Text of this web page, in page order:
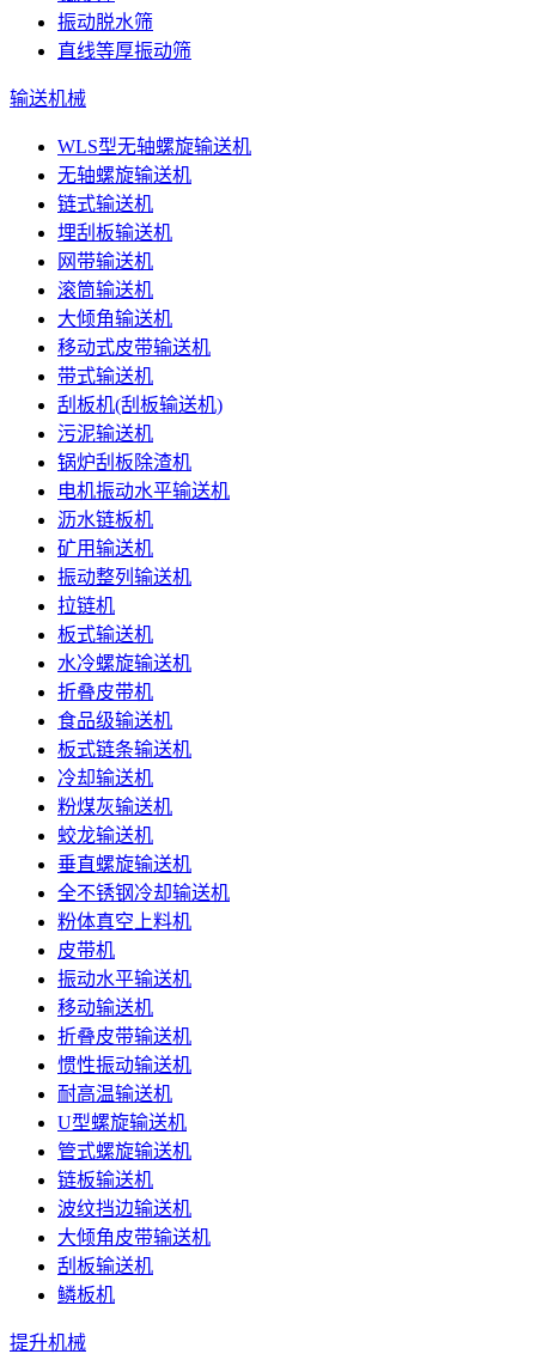
振动脱水筛
直线等厚振动筛
输送机械
WLS型无轴螺旋输送机
无轴螺旋输送机
链式输送机
埋刮板输送机
网带输送机
滚筒输送机
大倾角输送机
移动式皮带输送机
带式输送机
刮板机(刮板输送机)
污泥输送机
锅炉刮板除渣机
电机振动水平输送机
沥水链板机
矿用输送机
振动整列输送机
拉链机
板式输送机
水冷螺旋输送机
折叠皮带机
食品级输送机
板式链条输送机
冷却输送机
粉煤灰输送机
蛟龙输送机
垂直螺旋输送机
全不锈钢冷却输送机
粉体真空上料机
皮带机
振动水平输送机
移动输送机
折叠皮带输送机
惯性振动输送机
耐高温输送机
U型螺旋输送机
管式螺旋输送机
链板输送机
波纹挡边输送机
大倾角皮带输送机
刮板输送机
鳞板机
提升机械